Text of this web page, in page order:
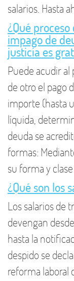
salarios. Hasta
¿Qué
impago de
justicia es
Puede acudir
de otro el pago
importe (hasta
líquida,
deuda se
formas:
su forma y
¿Qué son los
Los salarios de
devengan
hasta la
despido se
reforma laboral